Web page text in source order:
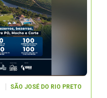
SÃO JOSÉ DO RIO PRETO